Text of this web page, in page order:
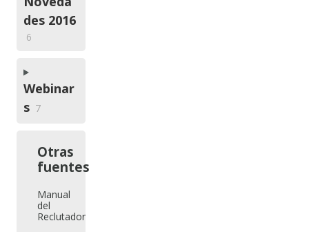
des 2016
6
Webinar
s 7
Otras
fuentes
Manual
del
Reclutador